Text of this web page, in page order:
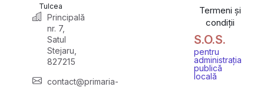
Tulcea
Principală
nr. 7,
Satul
Stejaru,
827215
contact@primaria-
Termeni și
condiții
S.O.S.
pentru
administrația
publică
locală